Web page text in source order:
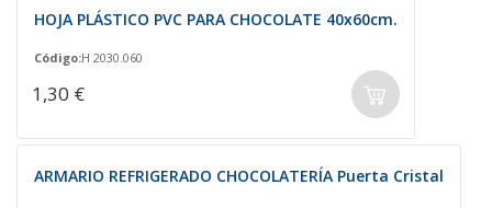
HOJA PLÁSTICO PVC PARA CHOCOLATE 40x60cm.
Código:H 2030.060
1,30 €
ARMARIO REFRIGERADO CHOCOLATERÍA Puerta Cristal